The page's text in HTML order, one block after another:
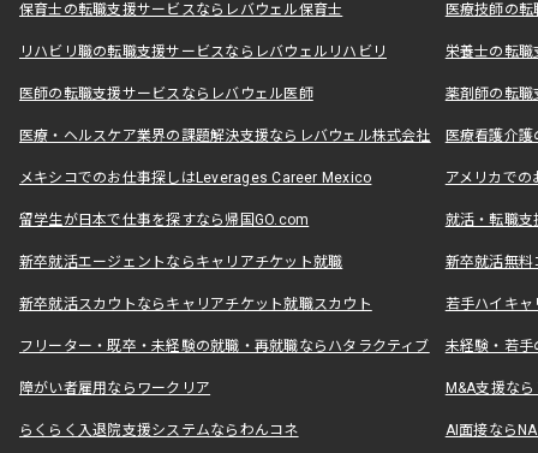
保育士の転職支援サービスならレバウェル保育士 医療技師の
リハビリ職の転職支援サービスならレバウェルリハビリ 栄養士の転
医師の転職支援サービスならレバウェル医師 薬剤師の転
医療・ヘルスケア業界の課題解決支援ならレバウェル株式会社 医療看護介
メキシコでのお仕事探しはLeverages Career Mexico アメリカで
留学生が日本で仕事を探すなら帰国GO.com 就活・転職
新卒就活エージェントならキャリアチケット就職 新卒就活無料
新卒就活スカウトならキャリアチケット就職スカウト 若手ハイキ
フリーター・既卒・未経験の就職・再就職ならハタラクティブ 未経験・若手
障がい者雇用ならワークリア M&A支援な
らくらく入退院支援システムならわんコネ AI面接なら